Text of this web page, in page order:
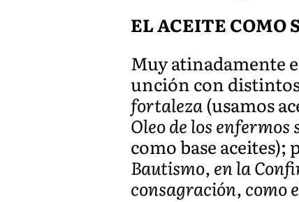
EL ACEITE COMO
Muy atinadamente
unción con
fortaleza(usamos
Oleo de los
como base aceites);
Bautismo, en la
consagración, como